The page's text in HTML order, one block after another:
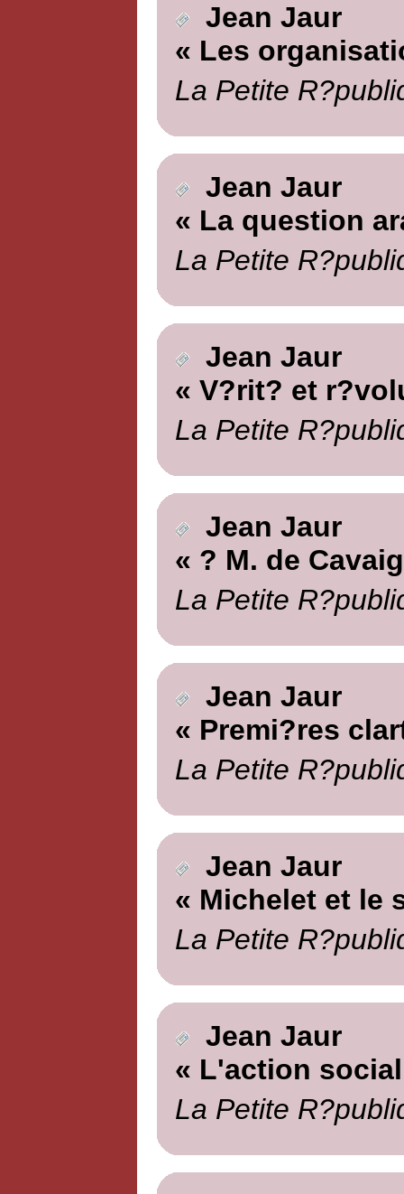
Jean Jaur
« Les
La Petite
Jean Jaur
« La question
La Petite
Jean Jaur
« V?rit? et
La Petite
Jean Jaur
« ? M. de
La Petite
Jean Jaur
« Premi?res
La Petite
Jean Jaur
« Michelet et le
La Petite
Jean Jaur
« L'action
La Petite